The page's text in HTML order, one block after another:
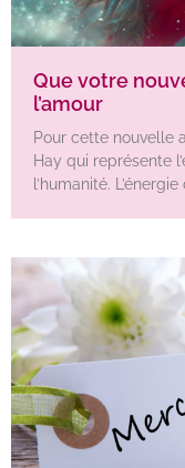
Que votre
l’amour
Pour cette nouvelle
Hay qui représente
l’humanité.